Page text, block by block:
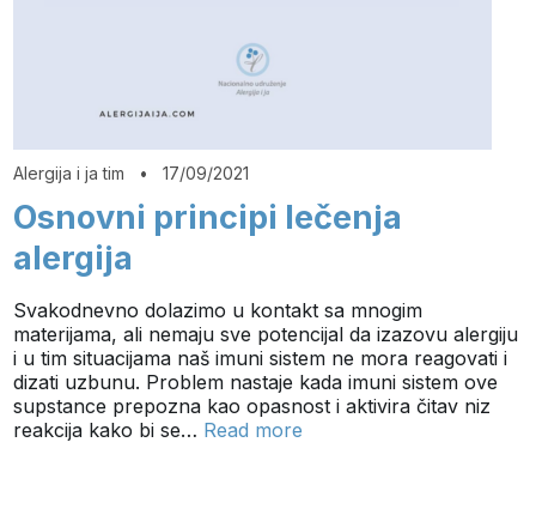
Alergija i ja tim •17/09/2021
Osnovni principi lečenja
alergija
Svakodnevno dolazimo u kontakt sa mnogim
materijama, ali nemaju sve potencijal da izazovu alergiju
i u tim situacijama naš imuni sistem ne mora reagovati i
dizati uzbunu. Problem nastaje kada imuni sistem ove
supstance prepozna kao opasnost i aktivira čitav niz
reakcija kako bi se… Read more